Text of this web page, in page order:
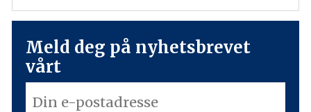
Meld deg på nyhetsbrevet
vårt